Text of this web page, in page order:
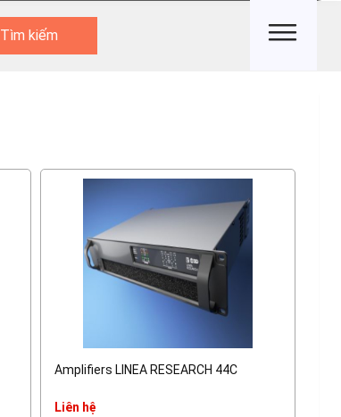
Tìm kiếm
Amplifiers LINEA RESEARCH 44C
Liên hệ